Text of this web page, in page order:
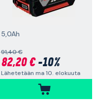
5,0Ah
91,40 €
82,20 €-10%
Lähetetään ma 10. elokuuta